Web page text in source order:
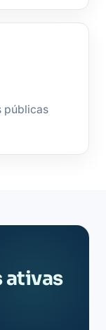
públicas
ativas